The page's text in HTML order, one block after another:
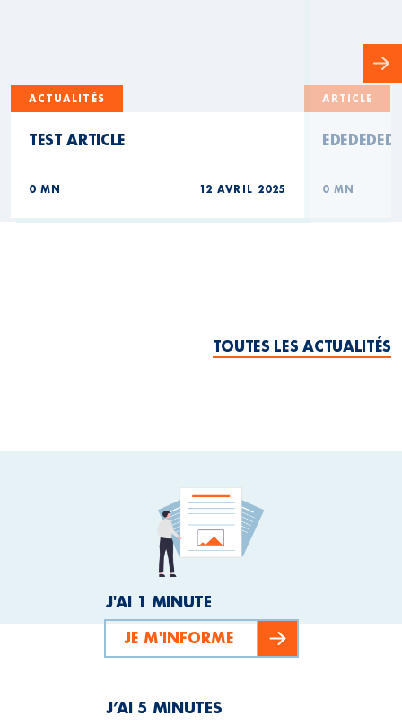
ACTUALITÉS
TEST ARTICLE
0 MN 12 AVRIL 2025
ARTICLE
EDEDEDED
0 MN
TOUTES LES ACTUALITÉS
J'AI 1 MINUTE
JE M'INFORME
J’AI 5 MINUTES